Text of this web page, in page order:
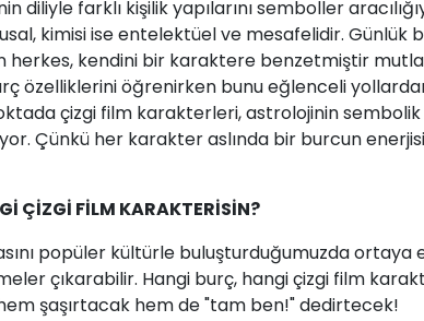
diliyle farklı kişilik yapılarını semboller
kimisi ise entelektüel ve mesafelidir. Günlük
herkes, kendini bir karaktere benzetmiştir
özelliklerini öğrenirken bunu eğlenceli
çizgi film karakterleri, astrolojinin sembolik
Çünkü her karakter aslında bir burcun
ÇİZGİ FİLM KARAKTERİSİN?
popüler kültürle buluşturduğumuzda ortaya
çıkarabilir. Hangi burç, hangi çizgi film
şaşırtacak hem de "tam ben!" dedirtecek!